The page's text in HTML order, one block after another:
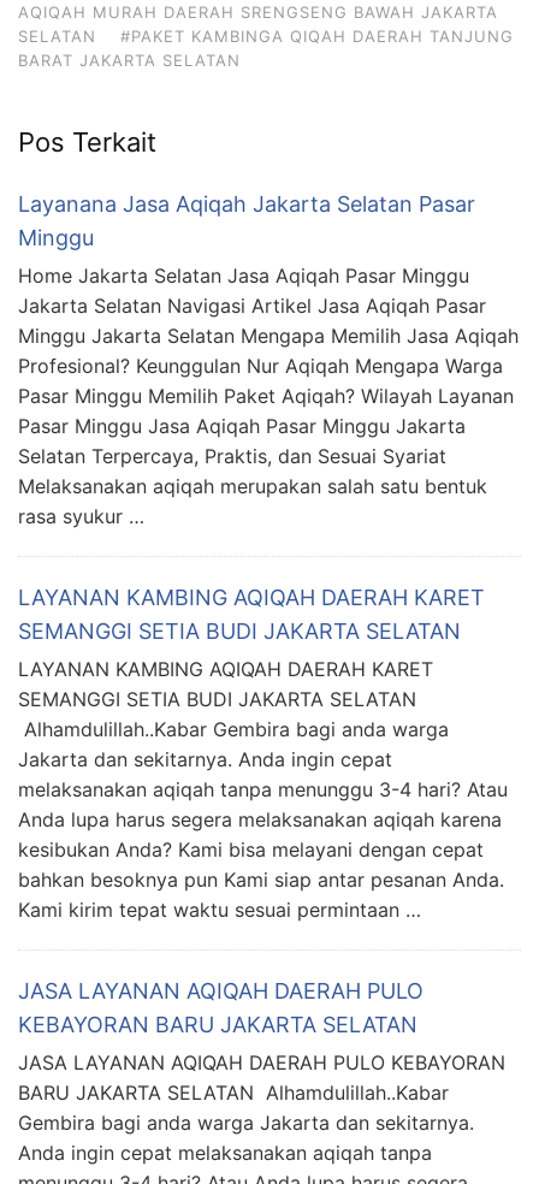
AQIQAH MURAH DAERAH SRENGSENG BAWAH JAKARTA
SELATAN
#PAKET KAMBINGA QIQAH DAERAH TANJUNG
BARAT JAKARTA SELATAN
Pos Terkait
Layanana Jasa Aqiqah Jakarta Selatan Pasar
Minggu
Home Jakarta Selatan Jasa Aqiqah Pasar Minggu
Jakarta Selatan Navigasi Artikel Jasa Aqiqah Pasar
Minggu Jakarta Selatan Mengapa Memilih Jasa Aqiqah
Profesional? Keunggulan Nur Aqiqah Mengapa Warga
Pasar Minggu Memilih Paket Aqiqah? Wilayah Layanan
Pasar Minggu Jasa Aqiqah Pasar Minggu Jakarta
Selatan Terpercaya, Praktis, dan Sesuai Syariat
Melaksanakan aqiqah merupakan salah satu bentuk
rasa syukur …
LAYANAN KAMBING AQIQAH DAERAH KARET
SEMANGGI SETIA BUDI JAKARTA SELATAN
LAYANAN KAMBING AQIQAH DAERAH KARET
SEMANGGI SETIA BUDI JAKARTA SELATAN
Alhamdulillah..Kabar Gembira bagi anda warga
Jakarta dan sekitarnya. Anda ingin cepat
melaksanakan aqiqah tanpa menunggu 3-4 hari? Atau
Anda lupa harus segera melaksanakan aqiqah karena
kesibukan Anda? Kami bisa melayani dengan cepat
bahkan besoknya pun Kami siap antar pesanan Anda.
Kami kirim tepat waktu sesuai permintaan …
JASA LAYANAN AQIQAH DAERAH PULO
KEBAYORAN BARU JAKARTA SELATAN
JASA LAYANAN AQIQAH DAERAH PULO KEBAYORAN
BARU JAKARTA SELATAN Alhamdulillah..Kabar
Gembira bagi anda warga Jakarta dan sekitarnya.
Anda ingin cepat melaksanakan aqiqah tanpa